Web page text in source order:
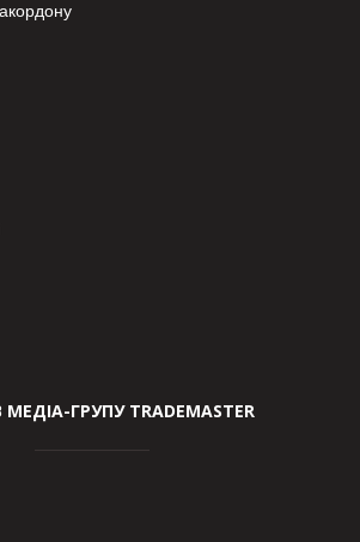
ГРУПУ TRADEMASTER